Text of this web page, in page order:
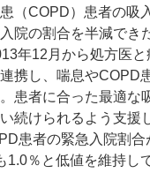
（COPD）患者の吸
院の割合を半減でき
年12月から処方医
携し、喘息やCOPD
患者に合った最適な
続けられるよう支援
患者の緊急入院割合
1.0％と低値を維持し